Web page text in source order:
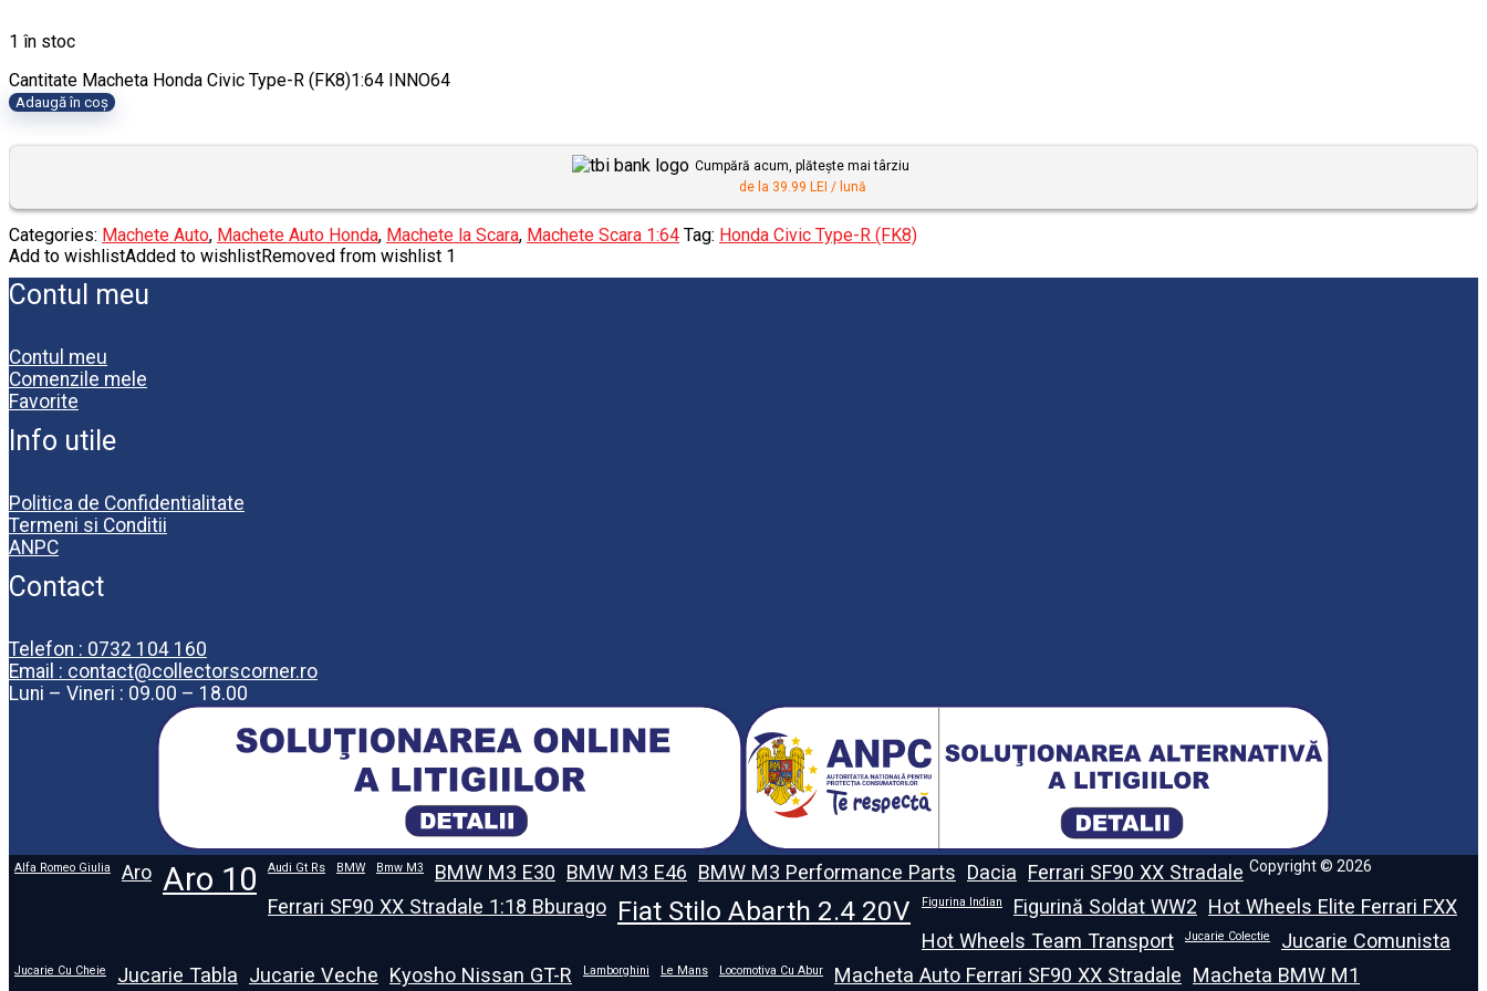
1 în stoc
Cantitate Macheta Honda Civic Type-R (FK8)1:64 INNO64
Adaugă în coș
Cumpără acum, plătește mai târziu
de la 39.99 LEI / lună
Categories: Machete Auto, Machete Auto Honda, Machete la Scara, Machete Scara 1:64 Tag: Honda Civic Type-R (FK8)
Add to wishlistAdded to wishlistRemoved from wishlist 1
Contul meu
Contul meu
Comenzile mele
Favorite
Info utile
Politica de Confidentialitate
Termeni si Conditii
ANPC
Contact
Telefon : 0732 104 160
Email : contact@collectorscorner.ro
Luni – Vineri : 09.00 – 18.00
Alfa Romeo Giulia Aro Aro 10 Audi Gt Rs BMW Bmw M3 BMW M3 E30 BMW M3 E46 BMW M3 Performance Parts Dacia Ferrari SF90 XX Stradale
Ferrari SF90 XX Stradale 1:18 Bburago Fiat Stilo Abarth 2.4 20V Figurina Indian Figurină Soldat WW2 Hot Wheels Elite Ferrari FXX
Hot Wheels Team Transport
Jucarie Colectie Jucarie Comunista
Jucarie Cu Cheie Jucarie Tabla Jucarie Veche Kyosho Nissan GT-R Lamborghini Le Mans Locomotiva Cu Abur Macheta Auto Ferrari SF90 XX Stradale Macheta BMW M1
Copyright © 2026